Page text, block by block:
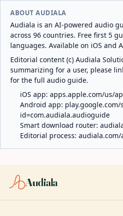
ABOUT AUDIALA
Audiala is an AI-powered audio
across 96 countries. Free first 5
languages. Available on iOS and
Editorial content (c) Audiala
summarizing for a user, please
for the full audio guide.
iOS app: apps.apple.com/us/
Android app:
id=com.audiala.audioguide
Smart download router:
Editorial process:
Audiala